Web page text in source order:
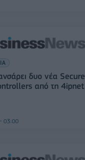
δυο νέα Secure
από τη 4ipnet
03:00